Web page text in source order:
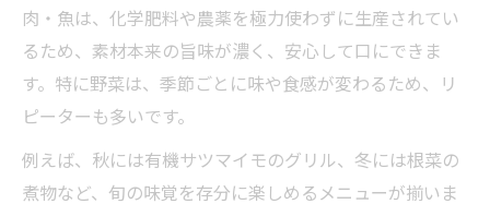
肉・魚は、化学肥料や農薬を極力使わずに生産されてい
るため、素材本来の旨味が濃く、安心して口にできま
す。特に野菜は、季節ごとに味や食感が変わるため、リ
ピーターも多いです。
例えば、秋には有機サツマイモのグリル、冬には根菜の
煮物など、旬の味覚を存分に楽しめるメニューが揃いま